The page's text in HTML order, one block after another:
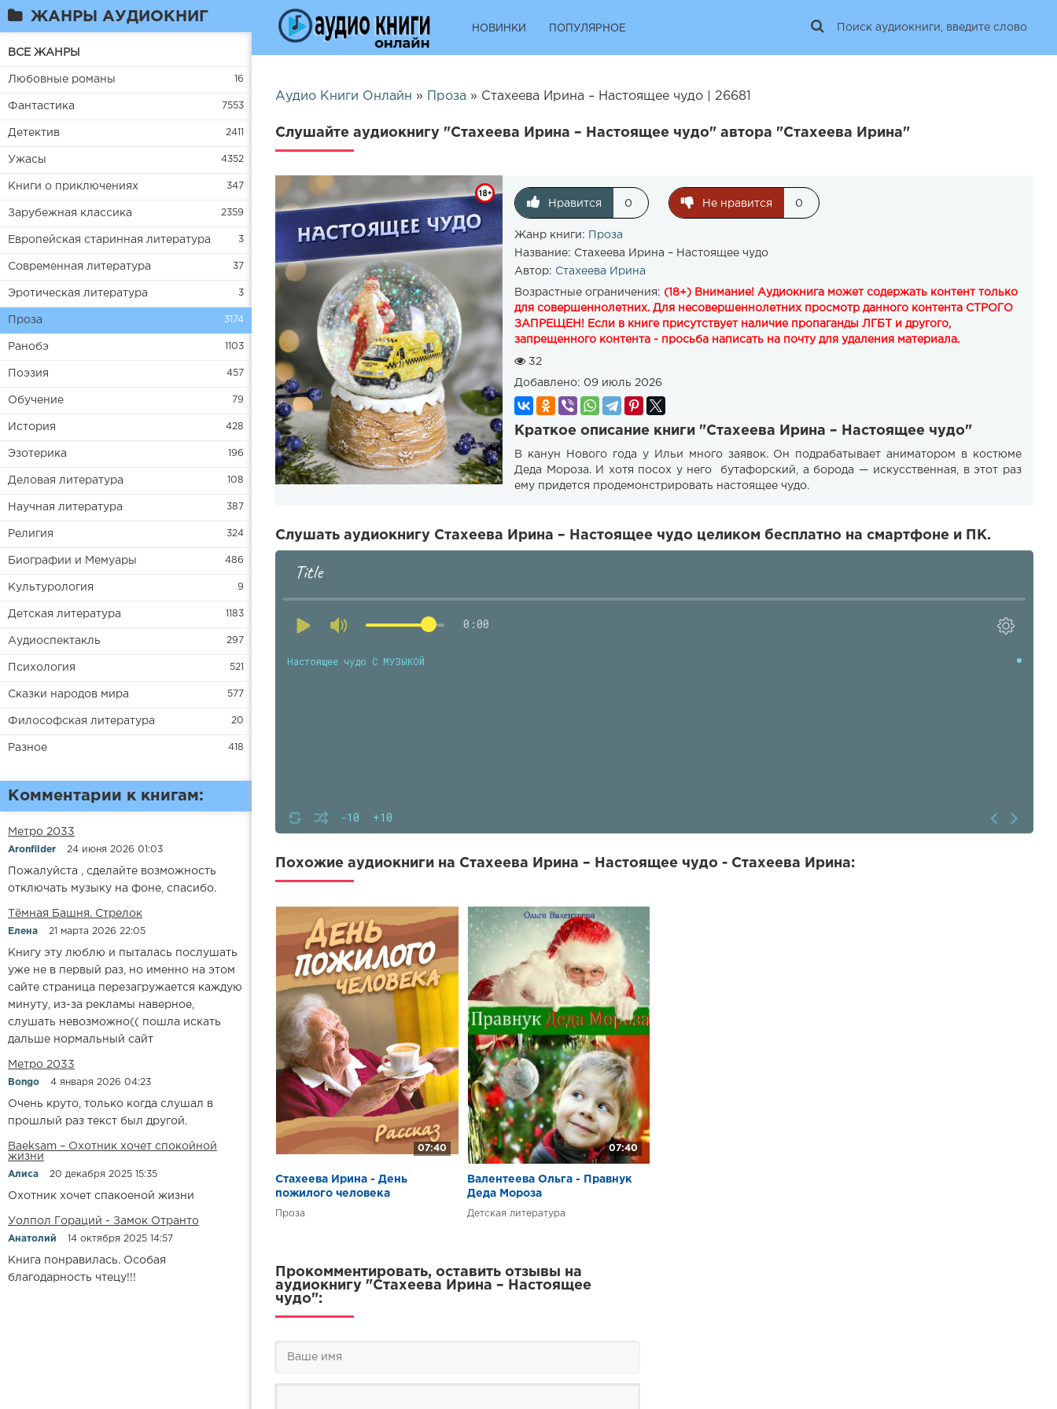
ЖАНРЫ АУДИОКНИГ
ВСЕ ЖАНРЫ
Любовные романы 16
Фантастика 7553
Детектив 2411
Ужасы 4352
Книги о приключениях 347
Зарубежная классика 2359
Европейская старинная литература 3
Современная литература 37
Эротическая литература 3
Проза 3174
Ранобэ 1103
Поэзия 457
Обучение 79
История 428
Эзотерика 196
Деловая литература 108
Научная литература 387
Религия 324
Биографии и Мемуары 486
Культурология 9
Детская литература 1183
Аудиоспектакль 297
Психология 521
Сказки народов мира 577
Философская литература 20
Разное 418
Комментарии к книгам:
Метро 2033
Aronfilder 24 июня 2026 01:03
Пожалуйста , сделайте возможность
отключать музыку на фоне, спасибо.
​​Тёмная Башня. Стрелок
Елена 21 марта 2026 22:05
Книгу эту люблю и пыталась послушать
уже не в первый раз, но именно на этом
сайте страница перезагружается каждую
минуту, из-за рекламы наверное,
слушать невозможно(( пошла искать
дальше нормальный сайт
Метро 2033
Bongo 4 января 2026 04:23
Очень круто, только когда слушал в
прошлый раз текст был другой.
Baeksam – Охотник хочет спокойной
жизни
Алиса 20 декабря 2025 15:35
Охотник хочет спакоеной жизни
Уолпол Гораций - Замок Отранто
Анатолий 14 октября 2025 14:57
Книга понравилась. Особая
благодарность чтецу!!!
НОВИНКИ ПОПУЛЯРНОЕ
Аудио Книги Онлайн » Проза » Стахеева Ирина – Настоящее чудо | 26681
Слушайте аудиокнигу "Стахеева Ирина – Настоящее чудо" автора "Стахеева Ирина"
Нравится 0 Не нравится 0
Жанр книги:
Проза
Название: Стахеева Ирина – Настоящее чудо
Автор: Стахеева Ирина
Возрастные ограничения: (18+) Внимание! Аудиокнига может содержать контент только
для совершеннолетних. Для несовершеннолетних просмотр данного контента СТРОГО
ЗАПРЕЩЕН! Если в книге присутствует наличие пропаганды ЛГБТ и другого,
запрещенного контента - просьба написать на почту для удаления материала.
32
Добавлено: 09 июль 2026
Краткое описание книги "Стахеева Ирина – Настоящее чудо"
В канун Нового года у Ильи много заявок. Он подрабатывает аниматором в костюме
Деда Мороза. И хотя посох у него бутафорский, а борода — искусственная, в этот раз
ему придется продемонстрировать настоящее чудо.
Слушать аудиокнигу Стахеева Ирина – Настоящее чудо целиком бесплатно на смартфоне и ПК.
Title
0:00
-10 +10
Настоящее чудо С МУЗЫКОЙ
Похожие аудиокниги на Стахеева Ирина – Настоящее чудо - Стахеева Ирина:
07:40
Стахеева Ирина - День
пожилого человека
Проза
07:40
Валентеева Ольга - Правнук
Деда Мороза
Детская литература
Прокомментировать, оставить отзывы на
аудиокнигу "Стахеева Ирина – Настоящее
чудо":